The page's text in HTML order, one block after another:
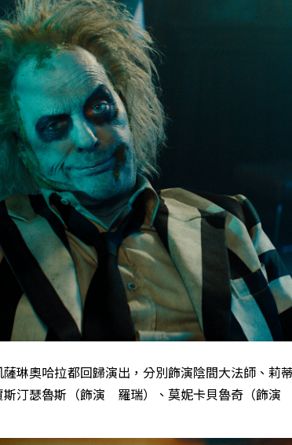
琳奧哈拉都回歸演出，分別飾演陰間大法師、莉
汀瑟魯斯（飾演 羅瑞）、莫妮卡貝魯奇（飾